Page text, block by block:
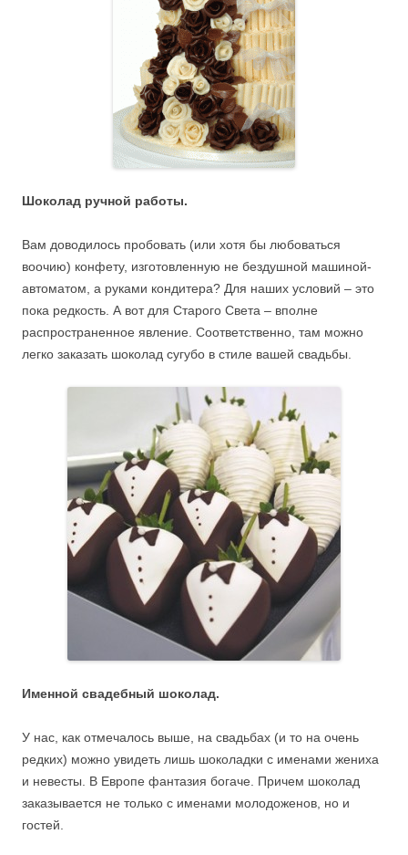
Шоколад ручной работы.
Вам доводилось пробовать (или хотя бы любоваться
воочию) конфету, изготовленную не бездушной машиной-
автоматом, а руками кондитера? Для наших условий – это
пока редкость. А вот для Старого Света – вполне
распространенное явление. Соответственно, там можно
легко заказать шоколад сугубо в стиле вашей свадьбы.
Именной свадебный шоколад.
У нас, как отмечалось выше, на свадьбах (и то на очень
редких) можно увидеть лишь шоколадки с именами жениха
и невесты. В Европе фантазия богаче. Причем шоколад
заказывается не только с именами молодоженов, но и
гостей.